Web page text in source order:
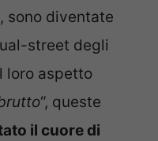
sono diventate
street degli
loro aspetto
“, queste
il cuore di